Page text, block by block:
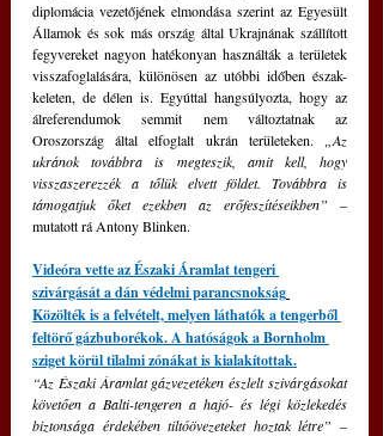
diplomácia vezetőjének elmondása szerint az Egyesült
Államok és sok más ország által Ukrajnának szállított
fegyvereket nagyon hatékonyan használták a területek
visszafoglalására, különösen az utóbbi időben észak-
keleten, de délen is. Egyúttal hangsúlyozta, hogy az
álreferendumok semmit nem változtatnak az
Oroszország által elfoglalt ukrán területeken.
„Az
ukránok továbbra is megteszik, amit kell, hogy
visszaszerezzék a tőlük elvett földet. Továbbra is
támogatjuk őket ezekben az erőfeszítéseikben” –
mutatott rá Antony Blinken.
Videóra vette az Északi Áramlat tengeri
szivárgását a dán védelmi parancsnokság
Közölték is a felvételt, melyen láthatók a tengerből
feltörő gázbuborékok. A hatóságok a Bornholm
sziget körül tilalmi zónákat is kialakítottak.
“Az Északi Áramlat gázvezetéken észlelt szivárgásokat
követően a Balti-tengeren a hajó- és légi közlekedés
biztonsága érdekében tiltóövezeteket hoztak létre” –